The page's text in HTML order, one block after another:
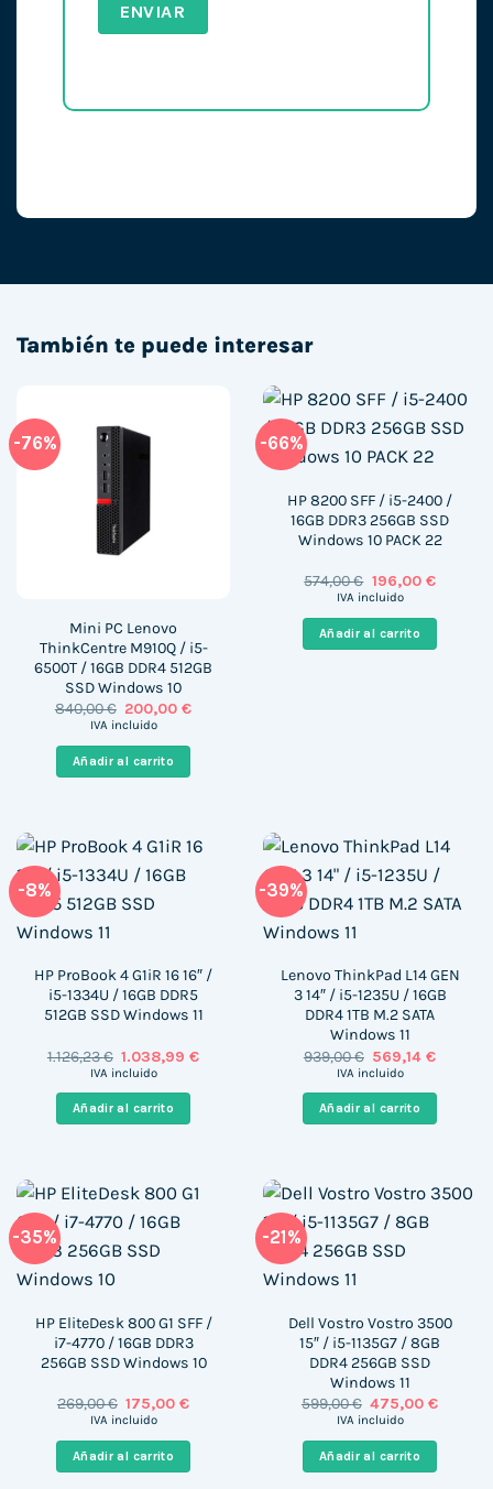
También te puede interesar
-76%
Mini PC Lenovo
ThinkCentre M910Q / i5-
6500T / 16GB DDR4 512GB
SSD Windows 10
840,00€ El
precio
era:
840,00 €.
200,00€El
IVA incluido
Añadir al carrito
-66%
HP 8200 SFF / i5-2400 /
16GB DDR3 256GB SSD
Windows 10 PACK 22
574,00€ El
precio
era:
574,00 €.
196,00 €El
es:
IVA incluido
Añadir al carrito
-8%
HP ProBook 4 G1iR 16 16″ /
i5-1334U / 16GB DDR5
512GB SSD Windows 11
1.126,23€ El
precio
era:
1.126,23 €.
1.038,99€El
IVA incluido
Añadir al carrito
-39%
Lenovo ThinkPad L14 GEN
3 14″ / i5-1235U / 16GB
DDR4 1TB M.2 SATA
Windows 11
939,00€ El
precio
era:
939,00 €.
569,14€El
es:
569,14
IVA incluido
Añadir al carrito
-35%
HP EliteDesk 800 G1 SFF /
i7-4770 / 16GB DDR3
256GB SSD Windows 10
269,00€ El
precio
era:
269,00 €.
175,00€El
es:
175,00 €.
IVA incluido
Añadir al carrito
-21%
Dell Vostro Vostro 3500
15″ / i5-1135G7 / 8GB
DDR4 256GB SSD
Windows 11
599,00€ El
precio
era:
599,00 €.
475,00€El
IVA incluido
Añadir al carrito